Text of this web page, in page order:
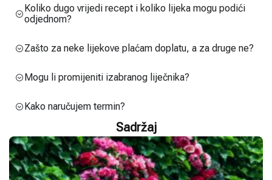
Koliko dugo vrijedi recept i koliko lijeka mogu podići
odjednom?
Zašto za neke lijekove plaćam doplatu, a za druge ne?
Mogu li promijeniti izabranog liječnika?
Kako naručujem termin?
Sadržaj